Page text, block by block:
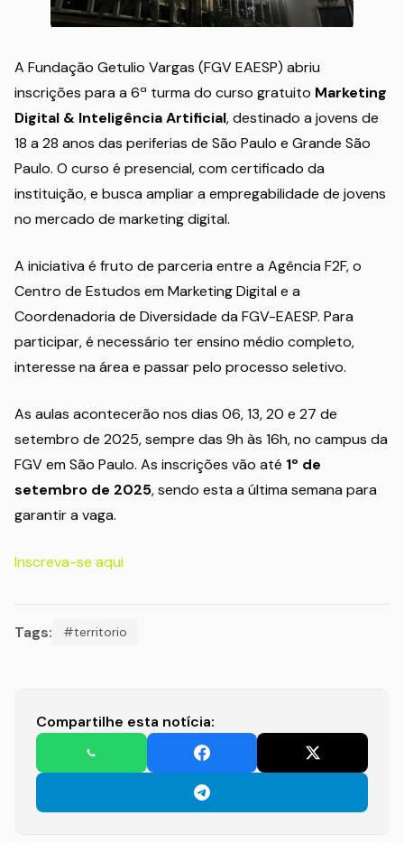
A Fundação Getulio Vargas (FGV EAESP) abriu
inscrições para a 6ª turma do curso gratuito Marketing
Digital & Inteligência Artificial, destinado a jovens de
18 a 28 anos das periferias de São Paulo e Grande São
Paulo. O curso é presencial, com certificado da
instituição, e busca ampliar a empregabilidade de jovens
no mercado de marketing digital.
A iniciativa é fruto de parceria entre a Agência F2F, o
Centro de Estudos em Marketing Digital e a
Coordenadoria de Diversidade da FGV-EAESP. Para
participar, é necessário ter ensino médio completo,
interesse na área e passar pelo processo seletivo.
As aulas acontecerão nos dias 06, 13, 20 e 27 de
setembro de 2025, sempre das 9h às 16h, no campus da
FGV em São Paulo. As inscrições vão até 1º de
setembro de 2025, sendo esta a última semana para
garantir a vaga.
Inscreva-se aqui
Tags: #territorio
Compartilhe esta notícia: